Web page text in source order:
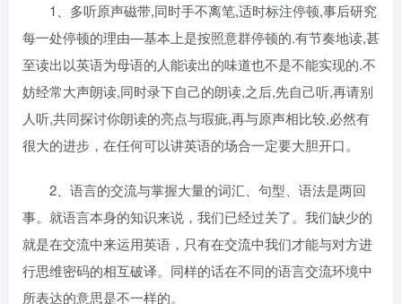
1、多听原声磁带,同时手不离笔,适时标注停顿,事后研究
每一处停顿的理由—基本上是按照意群停顿的.有节奏地读,甚
至读出以英语为母语的人能读出的味道也不是不能实现的.不
妨经常大声朗读,同时录下自己的朗读,之后,先自己听,再请别
人听,共同探讨你朗读的亮点与瑕疵,再与原声相比较,必然有
很大的进步，在任何可以讲英语的场合一定要大胆开口。
2、语言的交流与掌握大量的词汇、句型、语法是两回
事。就语言本身的知识来说，我们已经过关了。我们缺少的
就是在交流中来运用英语，只有在交流中我们才能与对方进
行思维密码的相互破译。同样的话在不同的语言交流环境中
所表达的意思是不一样的。